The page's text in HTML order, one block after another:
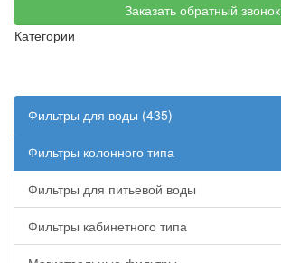
Заказать обратный звонок
Категории
Фильтры для воды (435)
Фильтры колонного типа
Фильтры для питьевой воды
Фильтры кабинетного типа